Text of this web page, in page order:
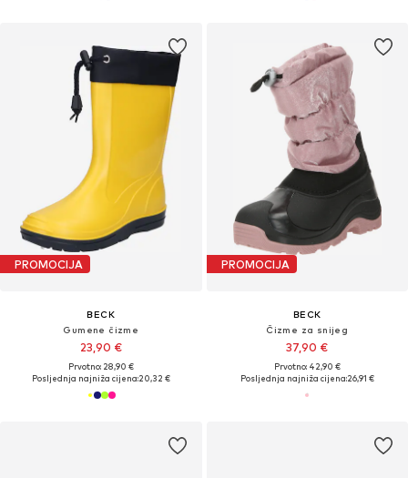
PROMOCIJA
BECK
Gumene čizme
23,90 €
Prvotno: 28,90 €
Posljednja najniža cijena:20,32 €
PROMOCIJA
BECK
Čizme za snijeg
37,90 €
Prvotno: 42,90 €
Posljednja najniža cijena:26,91 €